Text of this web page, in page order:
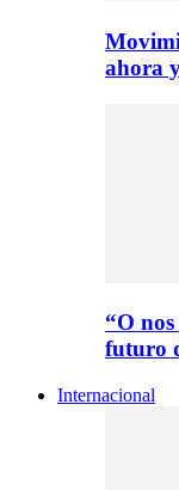
ahora
“O
futuro
Internacional